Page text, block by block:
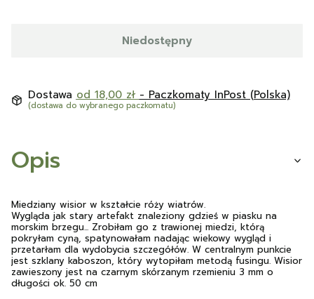
Niedostępny
Dostawa od 18,00 zł - Paczkomaty InPost (Polska)
(dostawa do wybranego paczkomatu)
Opis
Miedziany wisior w kształcie róży wiatrów.
Wygląda jak stary artefakt znaleziony gdzieś w piasku na
morskim brzegu... Zrobiłam go z trawionej miedzi, którą
pokryłam cyną, spatynowałam nadając wiekowy wygląd i
przetarłam dla wydobycia szczegółów. W centralnym punkcie
jest szklany kaboszon, który wytopiłam metodą fusingu. Wisior
zawieszony jest na czarnym skórzanym rzemieniu 3 mm o
długości ok. 50 cm